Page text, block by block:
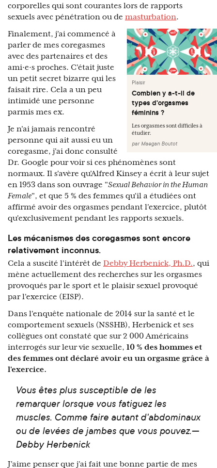
corporelles qui sont courantes lors de rapports
sexuels avec pénétration ou de masturbation.
Plaisir
Combien y a-t-il de
types d'orgasmes
féminins ?
Les orgasmes sont difficiles à
étudier.
par Maegan Boutot
Finalement, j'ai commencé à
parler de mes coregasmes
avec des partenaires et des
ami·e·s proches. C'était juste
un petit secret bizarre qui les
faisait rire. Cela a un peu
intimidé une personne
parmis mes ex.
Je n'ai jamais rencontré
personne qui ait aussi eu un
coregasme, j'ai donc consulté
Dr. Google pour voir si ces phénomènes sont
normaux. Il s'avère qu'Alfred Kinsey a écrit à leur sujet
en 1953 dans son ouvrage "Sexual Behavior in the Human
Female", et que 5 % des femmes qu'il a étudiées ont
affirmé avoir des orgasmes pendant l'exercice, plutôt
qu'exclusivement pendant les rapports sexuels.
Les mécanismes des coregasmes sont encore
relativement inconnus.
Cela a suscité l'intérêt de Debby Herbenick, Ph.D., qui
mène actuellement des recherches sur les orgasmes
provoqués par le sport et le plaisir sexuel provoqué
par l'exercice (EISP).
Dans l'enquête nationale de 2014 sur la santé et le
comportement sexuels (NSSHB), Herbenick et ses
collègues ont constaté que sur 2 000 Américains
interrogés sur leur vie sexuelle, 10 % des hommes et
des femmes ont déclaré avoir eu un orgasme grâce à
l'exercice.
Vous êtes plus susceptible de les
remarquer lorsque vous fatiguez les
muscles. Comme faire autant d'abdominaux
ou de levées de jambes que vous pouvez.—
Debby Herbenick
J'aime penser que j'ai fait une bonne partie de mes